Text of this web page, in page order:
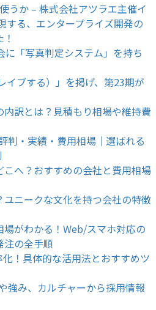
うか – 株式会社アツラエ主催イ
る、エンタープライズ開発の
に「写真判定システム」を持ち
イブする）」を掲げ、第23期が
訳とは？見積もり相場や維持費
判・実績・費用相場｜選ばれる
へ？おすすめの会社と費用相場
ニークな文化を持つ会社の特徴
がわかる！Web/スマホ対応の
注の全手順
！具体的な活用法とおすすめツ
強み、カルチャーから採用情報